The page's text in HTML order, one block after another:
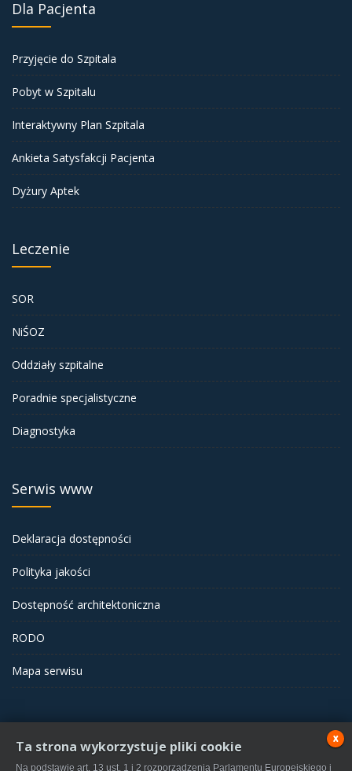
Dla Pacjenta
Przyjęcie do Szpitala
Pobyt w Szpitalu
Interaktywny Plan Szpitala
Ankieta Satysfakcji Pacjenta
Dyżury Aptek
Leczenie
SOR
NiŚOZ
Oddziały szpitalne
Poradnie specjalistyczne
Diagnostyka
Serwis www
Deklaracja dostępności
Polityka jakości
Dostępność architektoniczna
RODO
Mapa serwisu
Samodzielny Publiczny Zakład Opieki Zdrowotnej w Wolsztynie
Ta strona wykorzystuje pliki cookie
Na podstawie art. 13 ust. 1 i 2 rozporządzenia Parlamentu Europejskiego i
x